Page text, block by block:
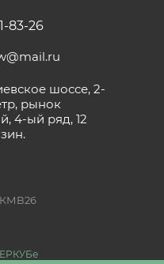
83-26
шоссе, 2-
рынок
4-ый ряд, 12